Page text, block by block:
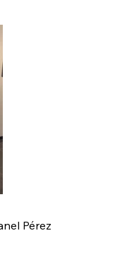
Pérez